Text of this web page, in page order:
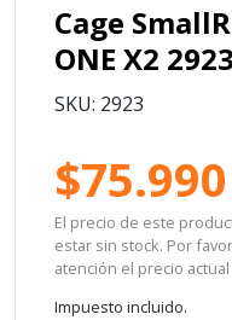
Cage
ONE X2 2923
SKU: 2923
$75.990
El precio de este
estar sin stock. Por
atención el precio
Impuesto incluido.